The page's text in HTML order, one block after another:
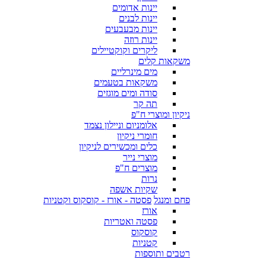
יינות אדומים
יינות לבנים
יינות מבעבעים
יינות רוזה
ליקרים וקוקטיילים
משקאות קלים
מים מינרליים
משקאות בטעמים
סודה ומים מוגזים
תה קר
ניקיון ומוצרי ח"פ
אלומניום וניילון נצמד
חומרי ניקיון
כלים ומכשירים לניקיון
מוצרי נייר
מוצרים ח"פ
נרות
שקיות אשפה
פחם ומנגל פסטה - אורז - קוסקוס וקטניות
אורז
פסטה ואטריות
קוסקוס
קטניות
רטבים ותוספות